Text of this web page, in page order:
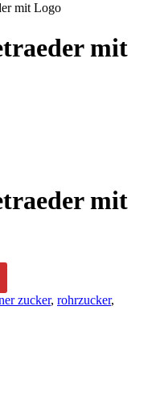
mit Logo
mit
mit
zucker, rohrzucker,